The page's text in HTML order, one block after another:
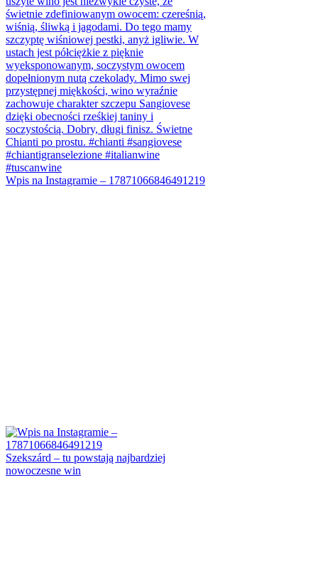
Wpis na Instagramie – 17871066846491219
Szekszárd – tu powstają najbardziej
nowoczesne win